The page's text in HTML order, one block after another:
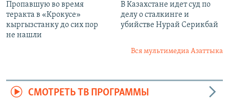
Пропавшую во время
теракта в «Крокусе»
кыргызстанку до сих пор
не нашли
В Казахстане идет суд по
делу о сталкинге и
убийстве Нурай Серикбай
Вся мультимедиа Азаттыка
СМОТРЕТЬ ТВ ПРОГРАММЫ